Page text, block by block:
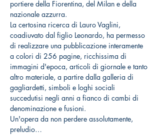
portiere della Fiorentina, del Milan e della
nazionale azzurra.
La certosina ricerca di Lauro Vaglini,
coadiuvato dal figlio Leonardo, ha permesso
di realizzare una pubblicazione interamente
a colori di 256 pagine, ricchissima di
immagini d'epoca, articoli di giornale e tanto
altro materiale, a partire dalla galleria di
gagliardetti, simboli e loghi sociali
succedutisi negli anni a fianco di cambi di
denominazione e fusioni.
Un'opera da non perdere assolutamente,
preludio…